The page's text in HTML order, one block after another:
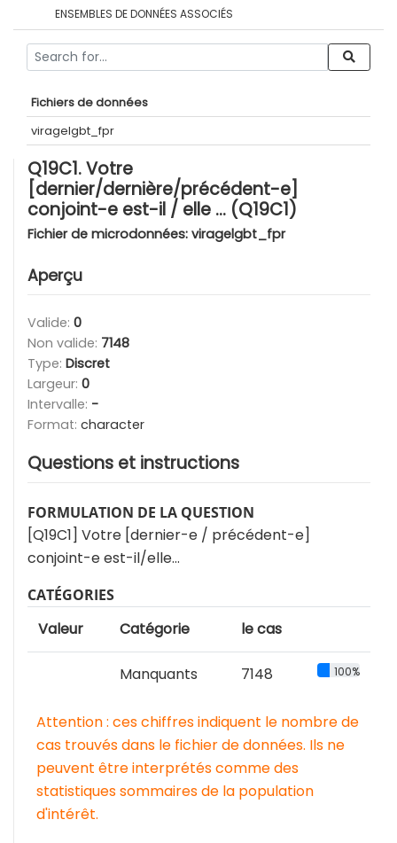
ENSEMBLES DE DONNÉES ASSOCIÉS
Fichiers de données
viragelgbt_fpr
Q19C1. Votre
[dernier/dernière/précédent-e]
conjoint-e est-il / elle … (Q19C1)
Fichier de microdonnées: viragelgbt_fpr
Aperçu
Valide: 0
Non valide: 7148
Type: Discret
Largeur: 0
Intervalle: -
Format: character
Questions et instructions
FORMULATION DE LA QUESTION
[Q19C1] Votre [dernier-e / précédent-e]
conjoint-e est-il/elle…
CATÉGORIES
Valeur Catégorie le cas
Manquants 7148 100%
Attention : ces chiffres indiquent le nombre de
cas trouvés dans le fichier de données. Ils ne
peuvent être interprétés comme des
statistiques sommaires de la population
d'intérêt.